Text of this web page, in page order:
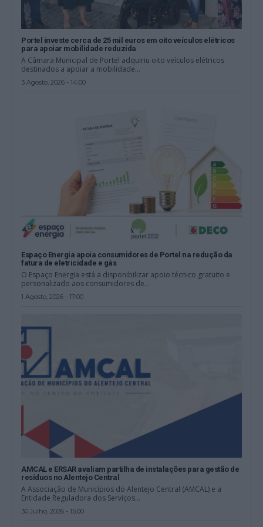
Portel investe cerca de 25 mil euros em oito veículos elétricos
para apoiar mobilidade reduzida
A Câmara Municipal de Portel adquiriu oito veículos elétricos
destinados a apoiar a mobilidade...
3 Agosto, 2026 - 14:00
Espaço Energia apoia consumidores de Portel na redução da
fatura de eletricidade e gás
O Espaço Energia está a disponibilizar apoio técnico gratuito e
personalizado aos consumidores de...
1 Agosto, 2026 - 17:00
AMCAL e ERSAR avaliam partilha de instalações para gestão de
resíduos no Alentejo Central
A Associação de Municípios do Alentejo Central (AMCAL) e a
Entidade Reguladora dos Serviços...
30 Julho, 2026 - 15:00